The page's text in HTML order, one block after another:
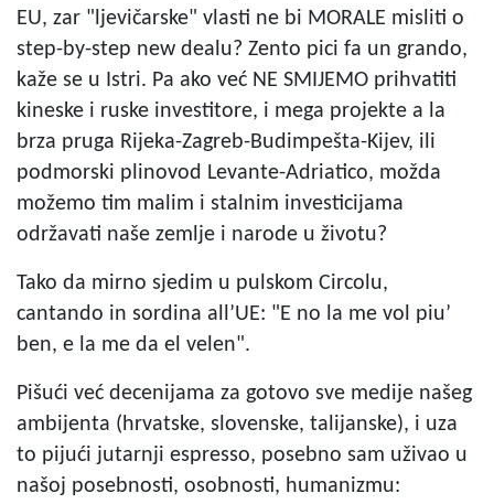
EU, zar "ljevičarske" vlasti ne bi MORALE misliti o
step-by-step new dealu? Zento pici fa un grando,
kaže se u Istri. Pa ako već NE SMIJEMO prihvatiti
kineske i ruske investitore, i mega projekte a la
brza pruga Rijeka-Zagreb-Budimpešta-Kijev, ili
podmorski plinovod Levante-Adriatico, možda
možemo tim malim i stalnim investicijama
održavati naše zemlje i narode u životu?
Tako da mirno sjedim u pulskom Circolu,
cantando in sordina all’UE: "E no la me vol piu’
ben, e la me da el velen".
Pišući već decenijama za gotovo sve medije našeg
ambijenta (hrvatske, slovenske, talijanske), i uza
to pijući jutarnji espresso, posebno sam uživao u
našoj posebnosti, osobnosti, humanizmu: